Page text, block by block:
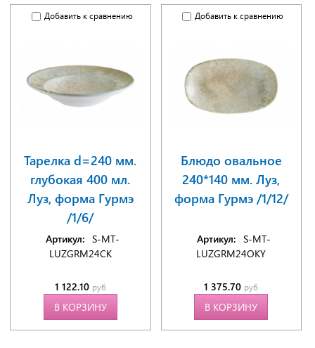
Добавить к сравнению
Тарелка d=240 мм.
глубокая 400 мл.
Луз, форма Гурмэ
/1/6/
Артикул: S-MT-
LUZGRM24CK
1 122.10 руб
В КОРЗИНУ
Добавить к сравнению
Блюдо овальное
240*140 мм. Луз,
форма Гурмэ /1/12/
Артикул: S-MT-
LUZGRM24OKY
1 375.70 руб
В КОРЗИНУ